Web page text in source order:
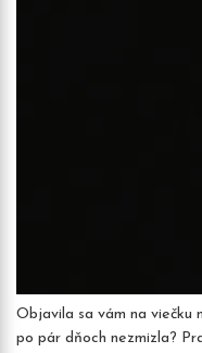
Objavila sa vám na viečku
po pár dňoch nezmizla?